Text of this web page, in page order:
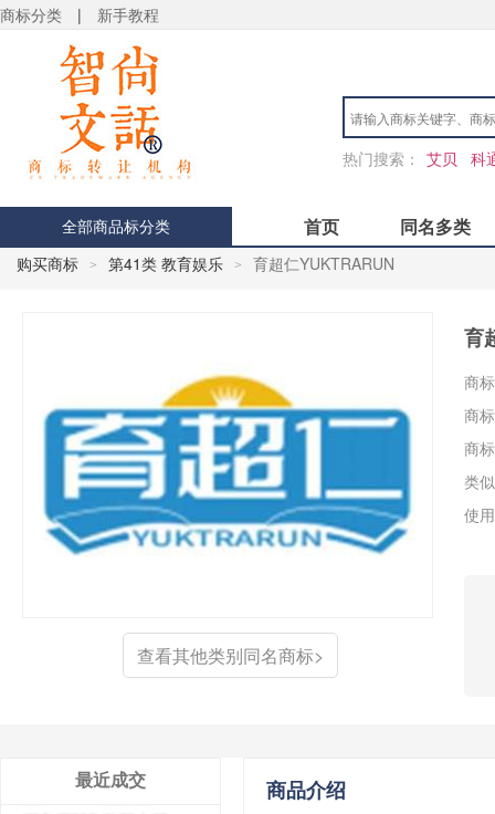
商标分类 | 新手教程
热门搜索： 艾贝 科
全部商品标分类 首页 同名多类
购买商标 > 第41类 教育娱乐 > 育超仁YUKTRARUN
查看其他类别同名商标>
育
商
商
商
类
使
最近成交
用户 S**4 购买 天***
用户 S**6 购买 七***
用户 S**0 购买 冠***
用户 S**9 购买 停***
用户 S**0 购买 V***
用户 S**1 购买 皇***
用户 S**10 购买 侯***
商品介绍